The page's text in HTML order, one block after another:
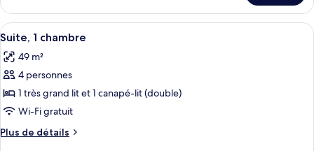
chambres
le
type
de
Suite,
2
Afficher
toutes
les
photos
pour
ce
type
de
Une cuisine de taille réduite, dotée
5
Suite, 1 chambre
49 m²
4 personnes
1 très grand lit et 1 canapé-lit (double)
Wi-Fi gratuit
Plus de détails
Plus